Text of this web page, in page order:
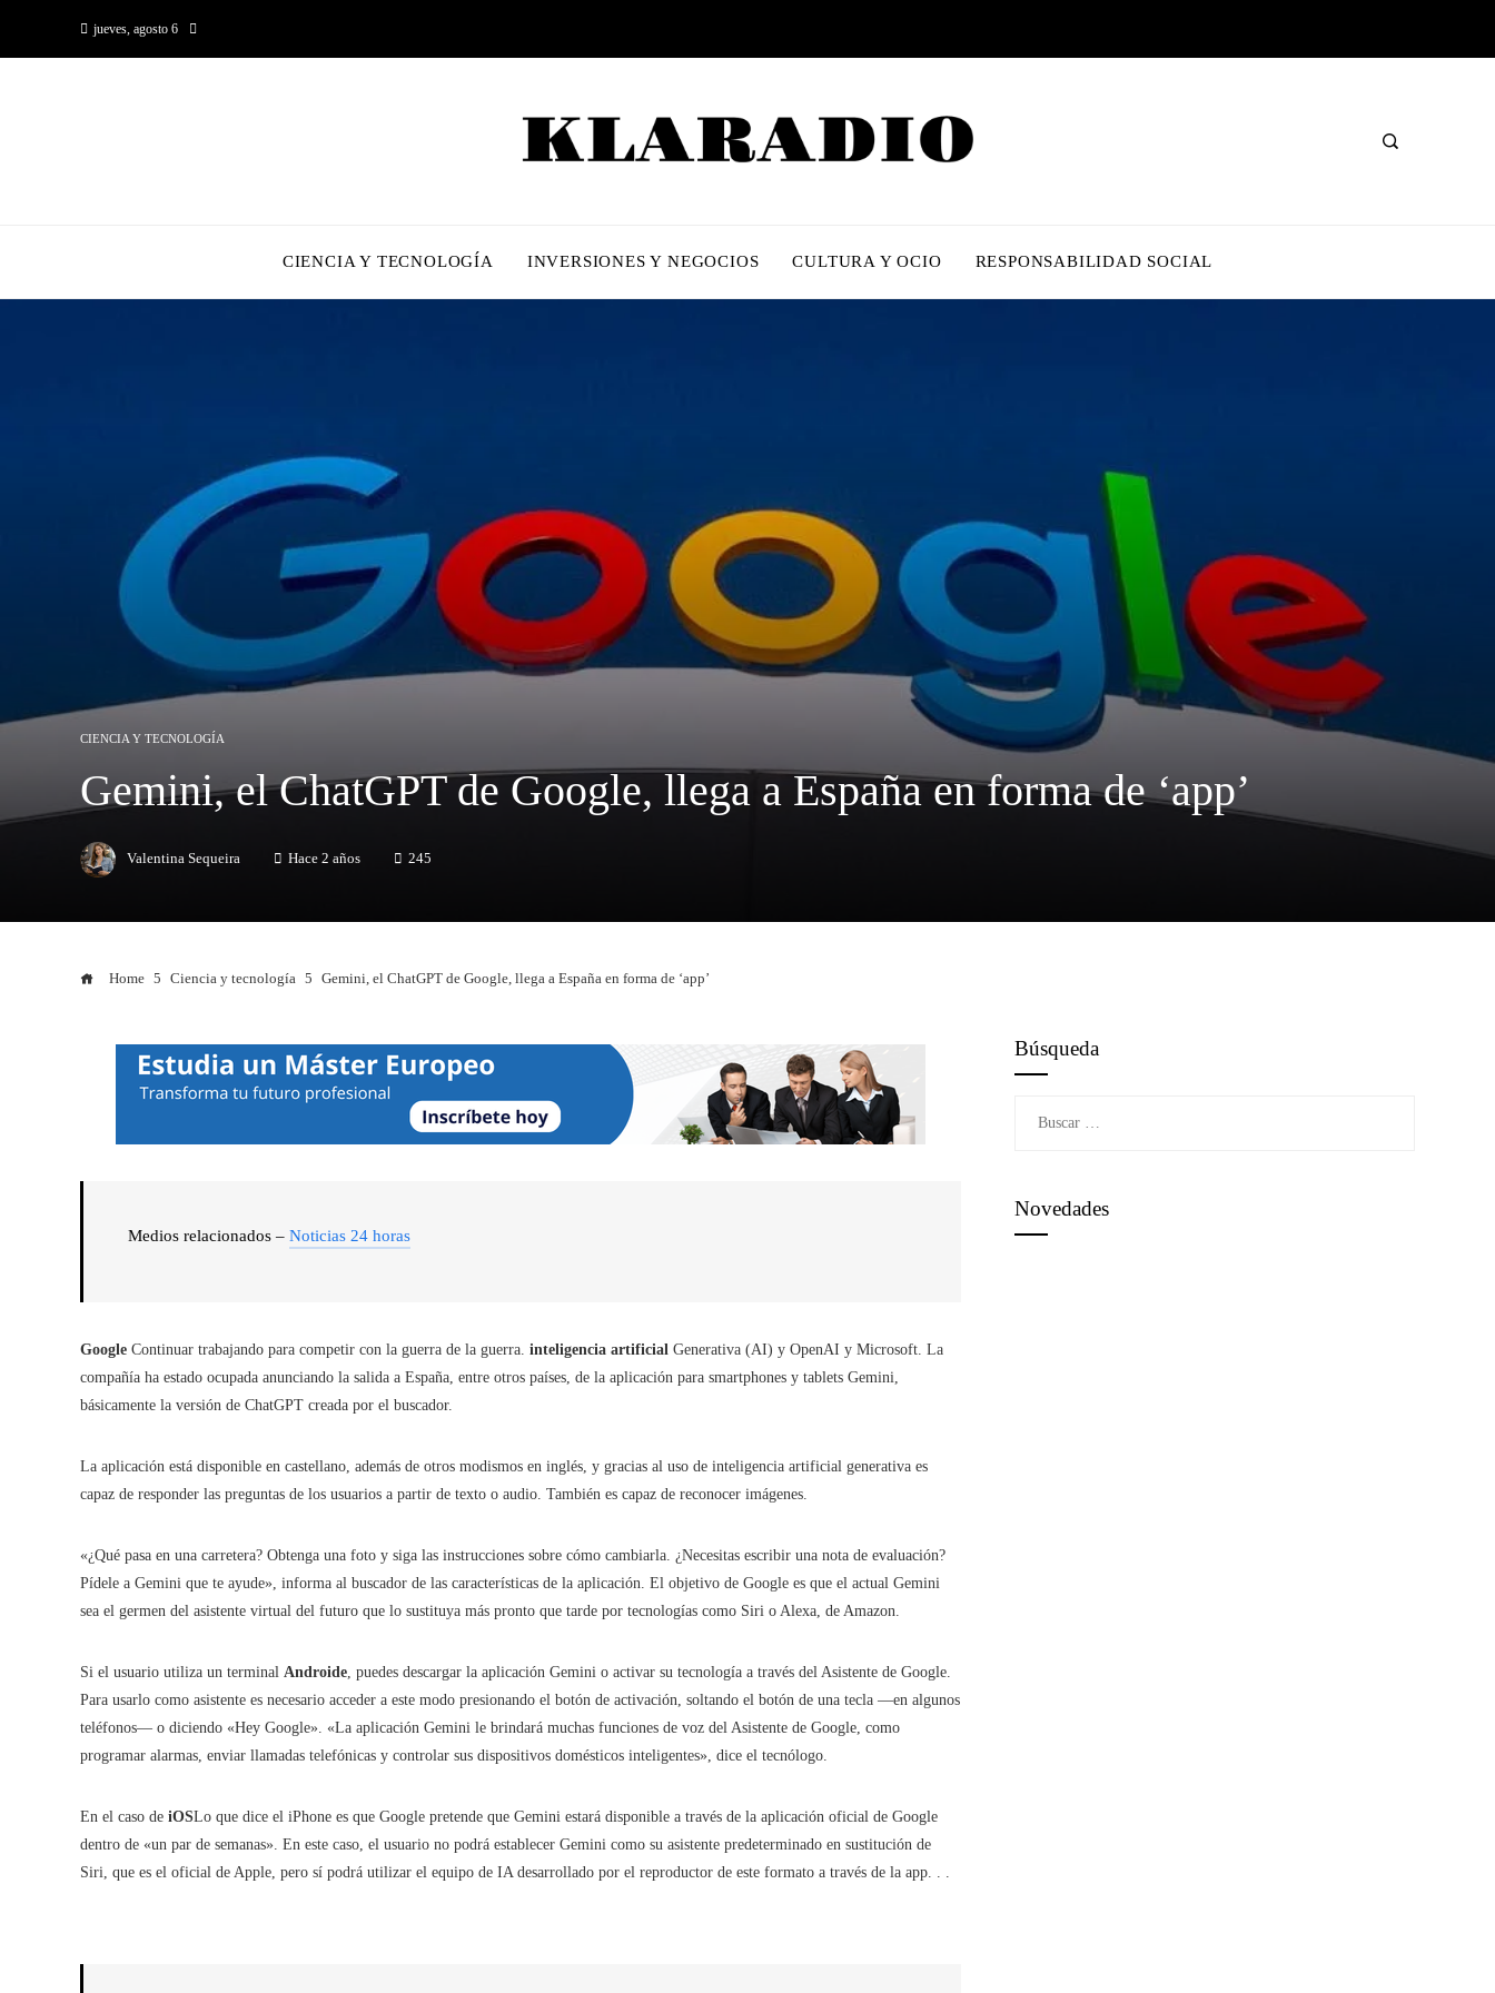
jueves, agosto 6
CIENCIA Y TECNOLOGÍA INVERSIONES Y NEGOCIOS CULTURA Y OCIO RESPONSABILIDAD SOCIAL
CIENCIA Y TECNOLOGÍA
Gemini, el ChatGPT de Google, llega a España en forma de ‘app’
Valentina Sequeira Hace 2 años 245
Home Ciencia y tecnología Gemini, el ChatGPT de Google, llega a España en forma de ‘app’
Medios relacionados – Noticias 24 horas
Google Continuar trabajando para competir con la guerra de la guerra. inteligencia artificial Generativa (AI) y OpenAI y Microsoft. La
compañía ha estado ocupada anunciando la salida a España, entre otros países, de la aplicación para smartphones y tablets Gemini,
básicamente la versión de ChatGPT creada por el buscador.
La aplicación está disponible en castellano, además de otros modismos en inglés, y gracias al uso de inteligencia artificial generativa es
capaz de responder las preguntas de los usuarios a partir de texto o audio. También es capaz de reconocer imágenes.
«¿Qué pasa en una carretera? Obtenga una foto y siga las instrucciones sobre cómo cambiarla. ¿Necesitas escribir una nota de evaluación?
Pídele a Gemini que te ayude», informa al buscador de las características de la aplicación. El objetivo de Google es que el actual Gemini
sea el germen del asistente virtual del futuro que lo sustituya más pronto que tarde por tecnologías como Siri o Alexa, de Amazon.
Si el usuario utiliza un terminal Androide, puedes descargar la aplicación Gemini o activar su tecnología a través del Asistente de Google.
Para usarlo como asistente es necesario acceder a este modo presionando el botón de activación, soltando el botón de una tecla —en algunos
teléfonos— o diciendo «Hey Google». «La aplicación Gemini le brindará muchas funciones de voz del Asistente de Google, como
programar alarmas, enviar llamadas telefónicas y controlar sus dispositivos domésticos inteligentes», dice el tecnólogo.
En el caso de iOSLo que dice el iPhone es que Google pretende que Gemini estará disponible a través de la aplicación oficial de Google
dentro de «un par de semanas». En este caso, el usuario no podrá establecer Gemini como su asistente predeterminado en sustitución de
Siri, que es el oficial de Apple, pero sí podrá utilizar el equipo de IA desarrollado por el reproductor de este formato a través de la app. . .
Búsqueda
Novedades